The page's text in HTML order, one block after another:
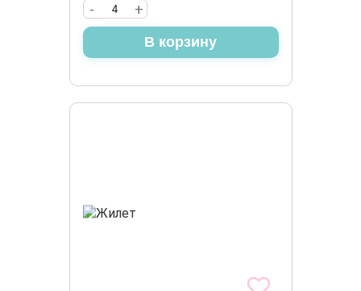
+
-
В корзину